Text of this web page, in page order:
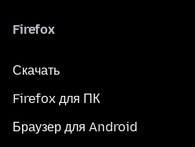
Firefox
Скачать
Firefox для ПК
Браузер для Android